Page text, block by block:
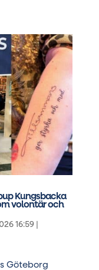
Kungsbacka
volontär och
16:59|
Göteborg